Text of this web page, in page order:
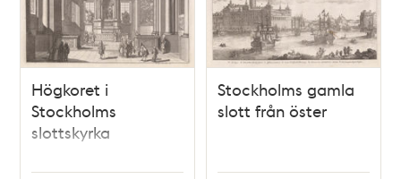
Högkoret i
Stockholms
slottskyrka
Stockholms gamla
slott från öster